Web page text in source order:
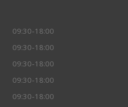
09:30-18:00
09:30-18:00
09:30-18:00
09:30-18:00
09:30-18:00